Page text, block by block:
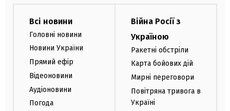
Всі новини
Головні новини
Новини України
Прямий ефір
Відеоновини
Аудіоновини
Погода
Війна Росії з
Україною
Ракетні обстріли
Карта бойових дій
Мирні переговори
Повітряна тривога в
Україні